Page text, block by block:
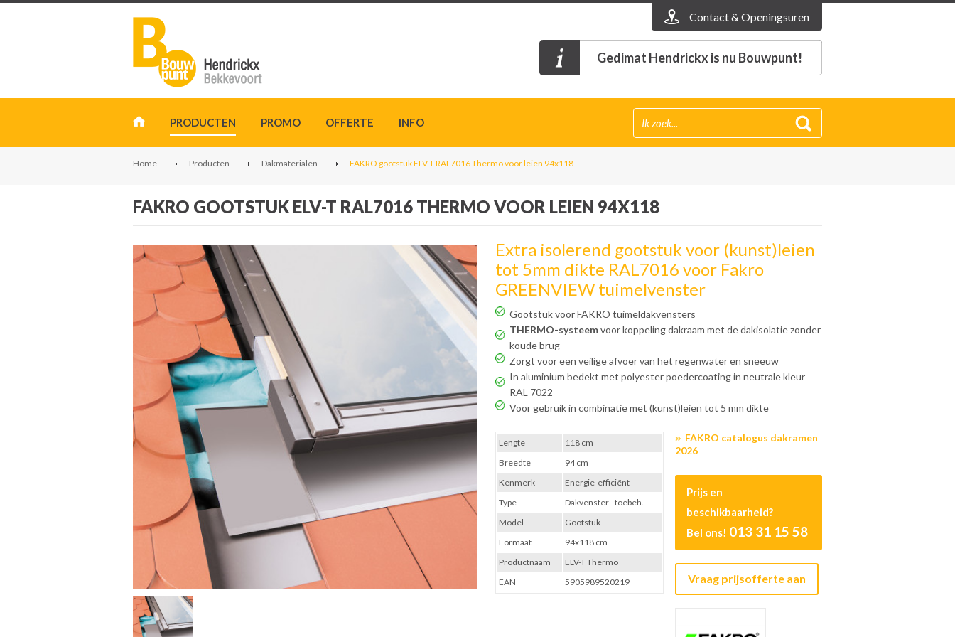
Contact & Openingsuren
Gedimat Hendrickx is nu Bouwpunt!
PRODUCTEN PROMO OFFERTE INFO
Home Producten Dakmaterialen FAKRO gootstuk ELV-T RAL7016 Thermo voor leien 94x118
FAKRO GOOTSTUK ELV-T RAL7016 THERMO VOOR LEIEN 94X118
Extra isolerend gootstuk voor (kunst)leien
tot 5mm dikte RAL7016 voor Fakro
GREENVIEW tuimelvenster
Gootstuk voor FAKRO tuimeldakvensters
THERMO-systeemvoor koppeling dakraam met de dakisolatie zonder
koude brug
Zorgt voor een veilige afvoer van het regenwater en sneeuw
In aluminium bedekt met polyester poedercoating in neutrale kleur
RAL 7022
Voor gebruik in combinatie met (kunst)leien tot 5 mm dikte
FAKRO catalogus dakramen
2026
Prijs en
beschikbaarheid?
Bel ons! 013 31 15 58
Vraag prijsofferte aan
Lengte
118 cm
Breedte
94 cm
Kenmerk
Energie-efficiënt
Type
Dakvenster - toebeh.
Model
Gootstuk
Formaat
94x118 cm
Productnaam
ELV-T Thermo
EAN
5905989520219